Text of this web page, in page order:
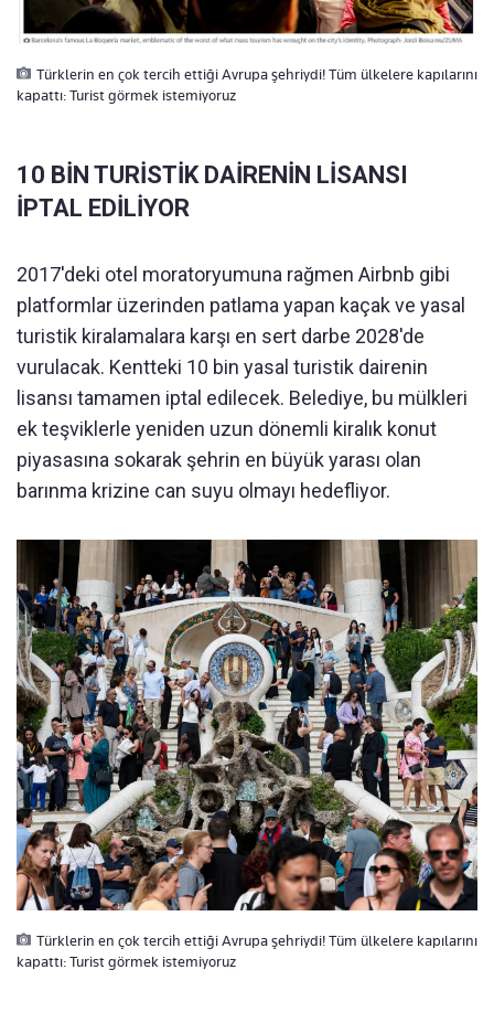
Türklerin en çok tercih ettiği Avrupa şehriydi! Tüm ülkelere kapılarını
kapattı: Turist görmek istemiyoruz
10 BİN TURİSTİK DAİRENİN LİSANSI
İPTAL EDİLİYOR
2017'deki otel moratoryumuna rağmen Airbnb gibi
platformlar üzerinden patlama yapan kaçak ve yasal
turistik kiralamalara karşı en sert darbe 2028'de
vurulacak. Kentteki 10 bin yasal turistik dairenin
lisansı tamamen iptal edilecek. Belediye, bu mülkleri
ek teşviklerle yeniden uzun dönemli kiralık konut
piyasasına sokarak şehrin en büyük yarası olan
barınma krizine can suyu olmayı hedefliyor.
Türklerin en çok tercih ettiği Avrupa şehriydi! Tüm ülkelere kapılarını
kapattı: Turist görmek istemiyoruz